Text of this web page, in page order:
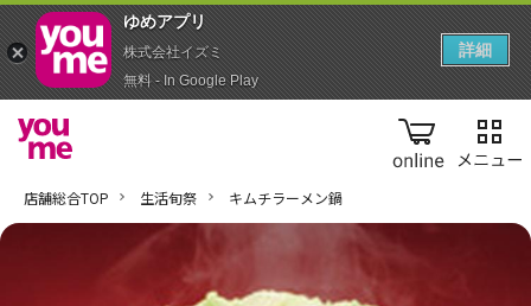
online
店舗総合TOP 生活旬祭 キムチラーメン鍋
ゆめアプ‪リ‬
株式会社イズミ
無料 - In Google Play
詳細